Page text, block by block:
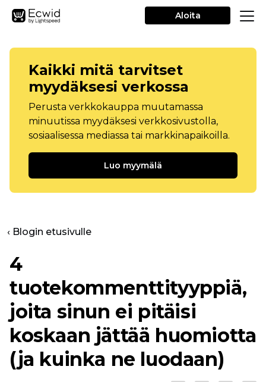
Aloita
Kaikki mitä tarvitset
myydäksesi verkossa
Perusta verkkokauppa muutamassa
minuutissa myydäksesi verkkosivustolla,
sosiaalisessa mediassa tai markkinapaikoilla.
Luo myymälä
‹ Blogin etusivulle
4
tuotekommenttityyppiä,
joita sinun ei pitäisi
koskaan jättää huomiotta
(ja kuinka ne luodaan)